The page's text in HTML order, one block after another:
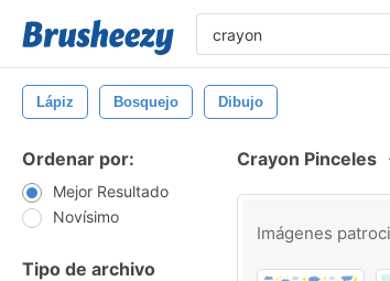
Lápiz Bosquejo Dibujo
Ordenar por:
Mejor Resultado
Novísimo
Tipo de archivo
Crayon Pinceles
Imágenes